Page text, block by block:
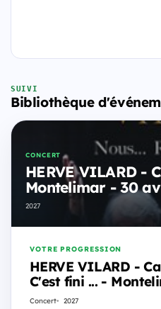
SUIVI
Bibliothèque
CONCERT
HERVE VILARD -
Montelimar - 30
2027
VOTRE PROGRESSION
HERVE VILARD -
C'est fini ... -
avril 2027
Concert 2027